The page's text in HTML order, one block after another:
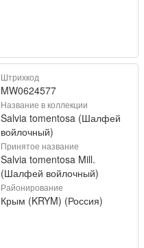
Штрихкод
MW0624577
Название в коллекции
Salvia tomentosa (Шалфей
войлочный)
Принятое название
Salvia tomentosa Mill.
(Шалфей войлочный)
Районирование
Крым (KRYM) (Россия)